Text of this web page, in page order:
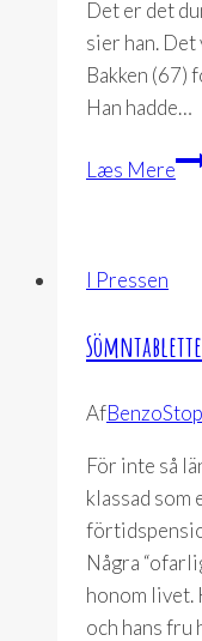
Det er det
sier han. Det
Bakken (67)
Han hadde…
Læs Mere
I Pressen
Af
För inte så
klassad
Några
honom livet.
och hans fru